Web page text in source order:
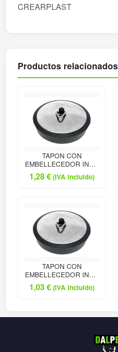
CREARPLAST
Productos relacionados
TAPON CON
EMBELLECEDOR INOX
1,28€ (IVA incluido)
TAPON CON
EMBELLECEDOR INOX
1,03€ (IVA incluido)